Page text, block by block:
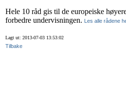
Hele 10 råd gis til de europeiske
forbedre undervisningen. Les alle rådene
Lagt ut: 2013-07-03 13:53:02
Tilbake